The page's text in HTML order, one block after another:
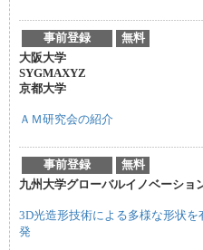
事前登録
無料
大阪大学
SYGMAXYZ
京都大学
ＡＭ研究会の紹介
事前登録
無料
九州大学グローバルイノベーショ
3D光造形技術による多様な形状
発